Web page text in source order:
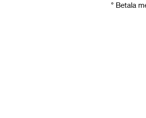
° Betala